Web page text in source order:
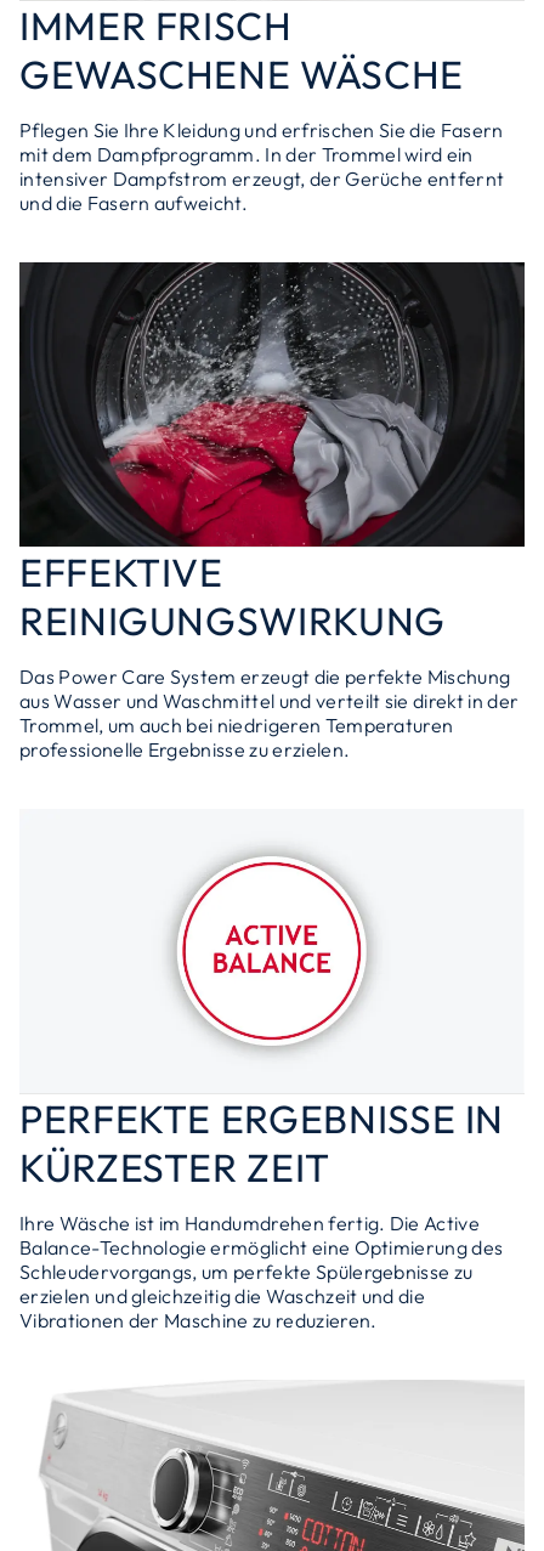
IMMER FRISCH
GEWASCHENE WÄSCHE
Pflegen Sie Ihre Kleidung und erfrischen Sie die Fasern
mit dem Dampfprogramm. In der Trommel wird ein
intensiver Dampfstrom erzeugt, der Gerüche entfernt
und die Fasern aufweicht.
EFFEKTIVE
REINIGUNGSWIRKUNG
Das Power Care System erzeugt die perfekte Mischung
aus Wasser und Waschmittel und verteilt sie direkt in der
Trommel, um auch bei niedrigeren Temperaturen
professionelle Ergebnisse zu erzielen.
PERFEKTE ERGEBNISSE IN
KÜRZESTER ZEIT
Ihre Wäsche ist im Handumdrehen fertig. Die Active
Balance-Technologie ermöglicht eine Optimierung des
Schleudervorgangs, um perfekte Spülergebnisse zu
erzielen und gleichzeitig die Waschzeit und die
Vibrationen der Maschine zu reduzieren.